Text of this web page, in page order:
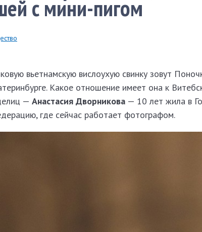
с мини-пигом
вьетнамскую вислоухую свинку зовут
Какое отношение имеет она к
— Анастасия Дворникова — 10 лет жила в
где сейчас работает фотографом.